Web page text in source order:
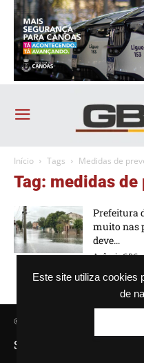
Este site utiliza cookies
de
Início Tags Medidas de
Tag: medidas de
Prefeitura
muito nas
deve...
Agência GBC -
© Agência GBC. Aqui tem notícia.
SAIBA MAIS SOBRE A